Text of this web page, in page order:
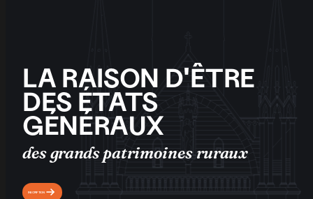
LA RAISON D'ÊTRE
DES ÉTATS
GÉNÉRAUX
des grands patrimoines ruraux
INSCRIPTION